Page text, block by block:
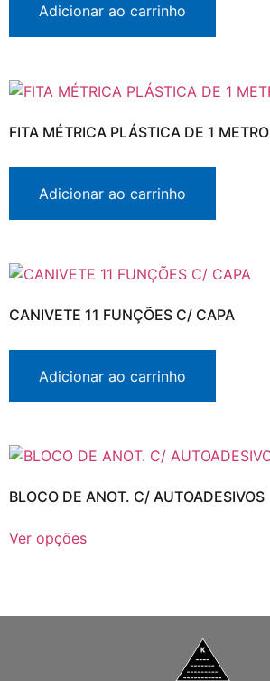
Adicionar ao carrinho
FITA MÉTRICA PLÁSTICA DE 1 METRO
Adicionar ao carrinho
CANIVETE 11 FUNÇÕES C/ CAPA
Adicionar ao carrinho
BLOCO DE ANOT. C/ AUTOADESIVOS
Ver opções